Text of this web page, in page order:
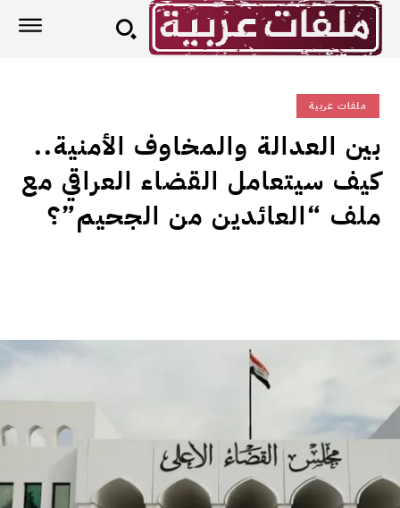
ملفات عربية
بين العدالة والمخاوف الأمنية..
كيف سيتعامل القضاء العراقي مع
ملف “العائدين من الجحيم”؟